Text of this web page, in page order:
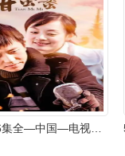
《甜蜜蜜》26集全—中国—电视剧—优酷网,视频高清在线观看